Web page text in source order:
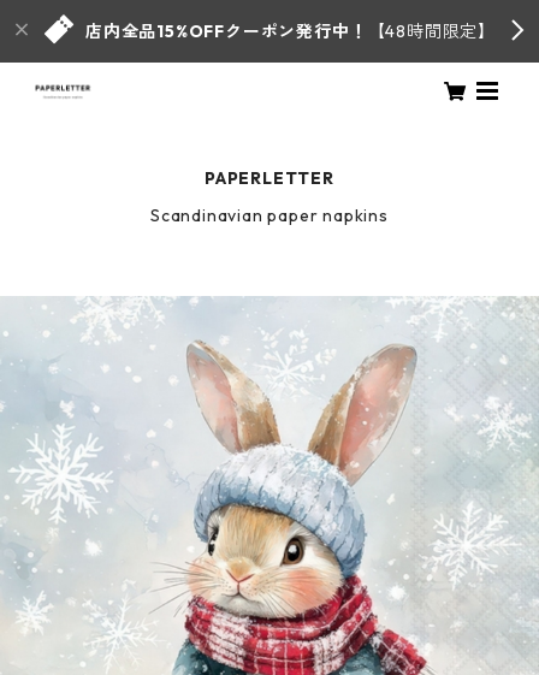
店内全品15%OFFクーポン発行中！ 【48時間限定】
PAPERLETTER
Scandinavian paper napkins